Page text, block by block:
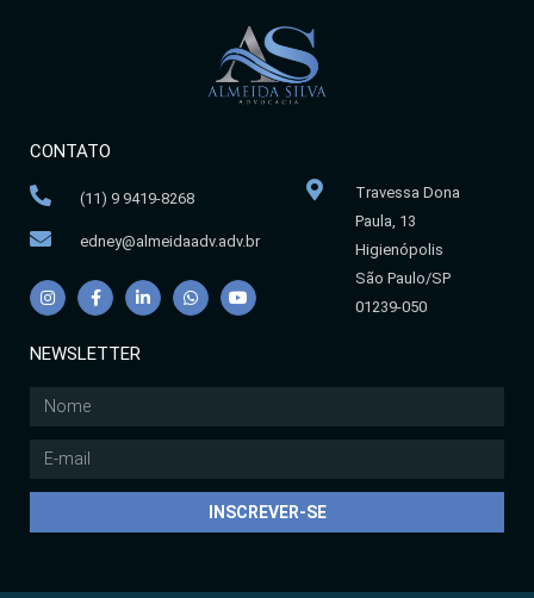
CONTATO
(11) 9 9419-8268
edney@almeidaadv.adv.br
Travessa Dona
Paula, 13
Higienópolis
São Paulo/SP
01239-050
NEWSLETTER
INSCREVER-SE